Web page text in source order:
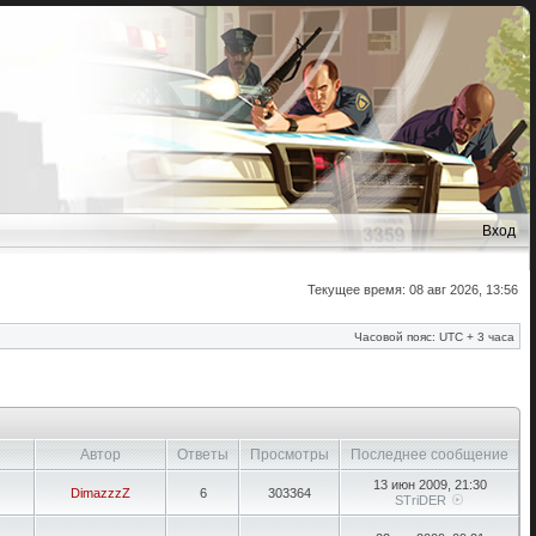
Вход
Текущее время: 08 авг 2026, 13:56
Часовой пояс: UTC + 3 часа
Автор Ответы Просмотры Последнее сообщение
DimazzzZ 6 303364
13 июн 2009, 21:30
STriDER